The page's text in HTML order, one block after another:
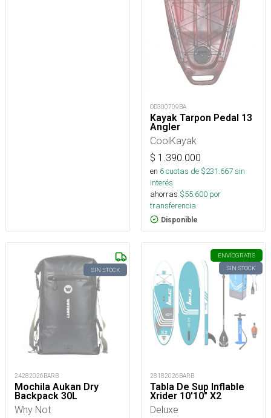
OD300709BA
Kayak Tarpon Pedal 13
Angler
CoolKayak
$ 1.390.000
en 6cuotas de $231.667sin
interés
ahorras $55.600 por
transferencia.
Disponible
SIN STOCK
24282026BARB
Mochila Aukan Dry
Backpack 30L
Why Not
ENVÍOGRATIS
SIN STOCK
28182026BARB
Tabla De Sup Inflable
Xrider 10'10" X2
Deluxe